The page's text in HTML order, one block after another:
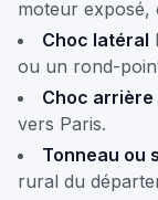
moteur exposé,
Choc latéral
ou un rond-
Choc arrière
vers Paris.
Tonneau ou
rural du